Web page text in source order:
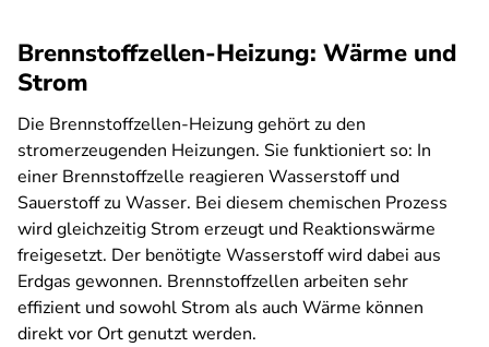
Brennstoffzellen-Heizung: Wärme und
Strom
Die Brennstoffzellen-Heizung gehört zu den
stromerzeugenden Heizungen. Sie funktioniert so: In
einer Brennstoffzelle reagieren Wasserstoff und
Sauerstoff zu Wasser. Bei diesem chemischen Prozess
wird gleichzeitig Strom erzeugt und Reaktionswärme
freigesetzt. Der benötigte Wasserstoff wird dabei aus
Erdgas gewonnen. Brennstoffzellen arbeiten sehr
effizient und sowohl Strom als auch Wärme können
direkt vor Ort genutzt werden.